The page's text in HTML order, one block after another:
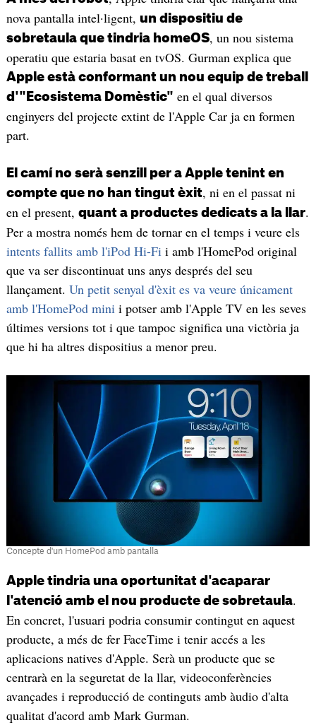
nova pantalla intel·ligent, un dispositiu de
sobretaula que tindria homeOS, un nou sistema
operatiu que estaria basat en tvOS. Gurman explica que
Apple està conformant un nou equip de treball
d'"Ecosistema Domèstic" en el qual diversos
enginyers del projecte extint de l'Apple Car ja en formen
part.
El camí no serà senzill per a Apple tenint en
compte que no han tingut èxit, ni en el passat ni
en el present, quant a productes dedicats a la llar.
Per a mostra només hem de tornar en el temps i veure els
intents fallits amb l'iPod Hi-Fii amb l'HomePod original
que va ser discontinuat uns anys després del seu
llançament. Un petit senyal d'èxit es va veure únicament
amb l'HomePod minii potser amb l'Apple TV en les seves
últimes versions tot i que tampoc significa una victòria ja
que hi ha altres dispositius a menor preu.
Concepte d'un HomePod amb pantalla
Apple tindria una oportunitat d'acaparar
l'atenció amb el nou producte de sobretaula.
En concret, l'usuari podria consumir contingut en aquest
producte, a més de fer FaceTime i tenir accés a les
aplicacions natives d'Apple. Serà un producte que se
centrarà en la seguretat de la llar, videoconferències
avançades i reproducció de continguts amb àudio d'alta
qualitat d'acord amb Mark Gurman.